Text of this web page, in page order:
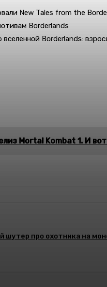
New Tales from the
Borderlands
Borderlands:
Mortal Kombat 1. И
про охотника на